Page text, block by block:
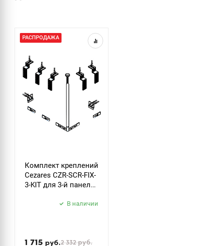
РАСПРОДАЖА
Комплект креплений
Cezares CZR-SCR-FIX-
3-KIT для 3-й панели
акриловой ванны
В наличии
1 715 руб.2 332руб.